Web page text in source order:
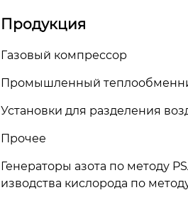
Продукция
Газовый компрессор
Промышленный
Установки для разделения
Прочее
Генераторы азота по методу
изводства кислорода по